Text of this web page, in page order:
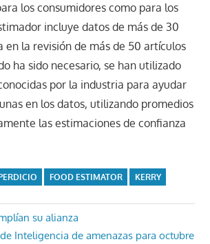
los consumidores como para los
incluye datos de más de 30
en la revisión de más de 50 artículos
ha sido necesario, se han utilizado
por la industria para ayudar
en los datos, utilizando promedios
las estimaciones de confianza
FOOD ESTIMATOR KERRY
su alianza
Inteligencia de amenazas para octubre